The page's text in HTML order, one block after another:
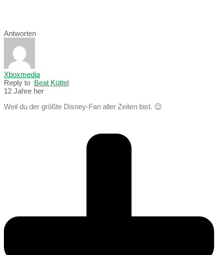
Antworten
Xboxmedia
Reply to Beat Küttel
12 Jahre her
Weil du der größte Disney-Fan aller Zeiten bist. 😉